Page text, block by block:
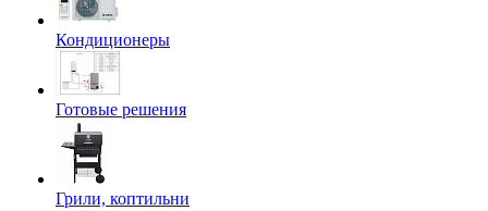
Кондиционеры
Готовые решения
Грили, коптильни